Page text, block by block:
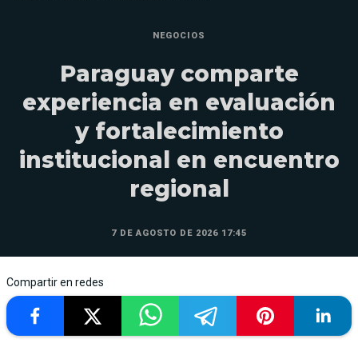
NEGOCIOS
Paraguay comparte
experiencia en evaluación
y fortalecimiento
institucional en encuentro
regional
7 DE AGOSTO DE 2026 17:45
Compartir en redes